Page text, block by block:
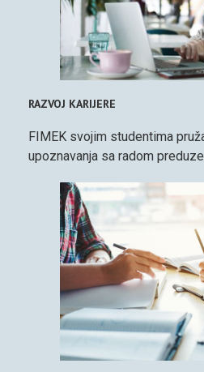
RAZVOJ KARIJERE
FIMEK svojim studentima
upoznavanja sa radom